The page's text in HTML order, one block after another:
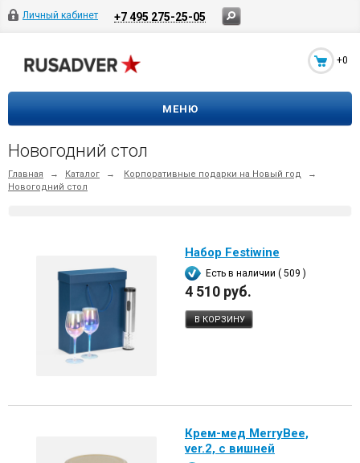
Личный кабинет +7 495 275-25-05
+0
МЕНЮ
Новогодний стол
Главная → Каталог → Корпоративные подарки на Новый год
→
Новогодний стол
Набор Festiwine
Есть в наличии ( 509 )
4 510 руб.
В КОРЗИНУ
Крем-мед MerryBee,
ver.2, с вишней